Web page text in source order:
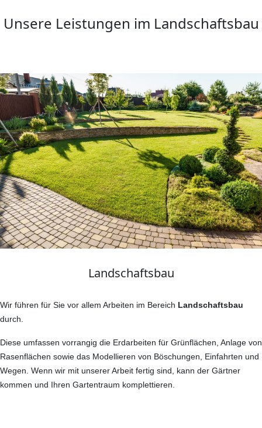
Unsere Leistungen im Landschaftsbau
Landschaftsbau
Wir führen für Sie vor allem Arbeiten im Bereich Landschaftsbau
durch.
Diese umfassen vorrangig die Erdarbeiten für Grünflächen, Anlage von
Rasenflächen sowie das Modellieren von Böschungen, Einfahrten und
Wegen. Wenn wir mit unserer Arbeit fertig sind, kann der Gärtner
kommen und Ihren Gartentraum komplettieren.